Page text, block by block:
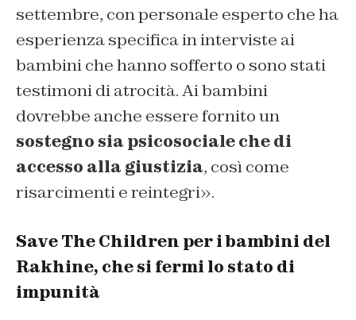
settembre, con personale esperto che ha
esperienza specifica in interviste ai
bambini che hanno sofferto o sono stati
testimoni di atrocità. Ai bambini
dovrebbe anche essere fornito un
sostegno sia psicosociale che di
accesso alla giustizia, così come
risarcimenti e reintegri».
Save The Children per i bambini del
Rakhine, che si fermi lo stato di
impunità